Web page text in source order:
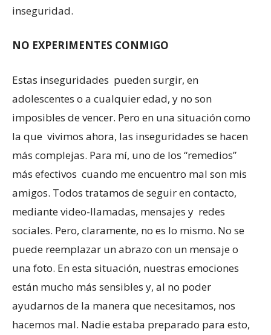
inseguridad.
NO EXPERIMENTES CONMIGO
Estas inseguridades pueden surgir, en
adolescentes o a cualquier edad, y no son
imposibles de vencer. Pero en una situación como
la que vivimos ahora, las inseguridades se hacen
más complejas. Para mí, uno de los “remedios”
más efectivos cuando me encuentro mal son mis
amigos. Todos tratamos de seguir en contacto,
mediante video-llamadas, mensajes y redes
sociales. Pero, claramente, no es lo mismo. No se
puede reemplazar un abrazo con un mensaje o
una foto. En esta situación, nuestras emociones
están mucho más sensibles y, al no poder
ayudarnos de la manera que necesitamos, nos
hacemos mal. Nadie estaba preparado para esto,